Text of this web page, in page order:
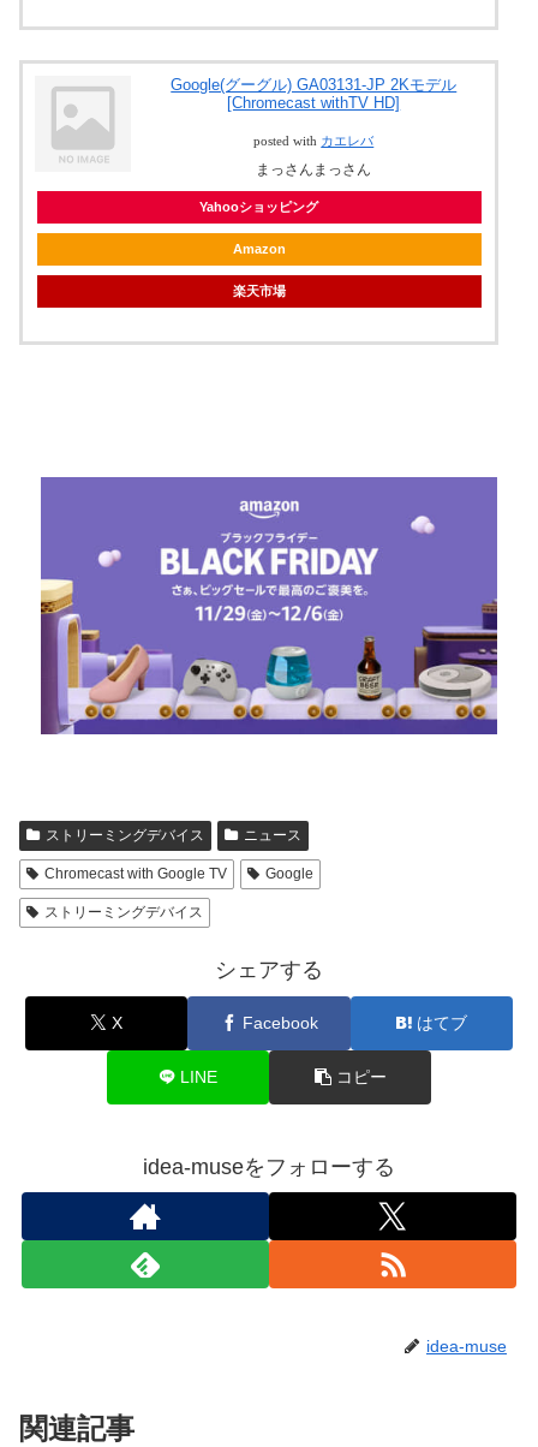
Google(グーグル) GA03131-JP 2Kモデル
[Chromecast withTV HD]
posted with カエレバ
まっさんまっさん
Yahooショッピング
Amazon
楽天市場
ストリーミングデバイス ニュース
Chromecast with Google TV Google
ストリーミングデバイス
シェアする
X Facebook はてブ
LINE コピー
idea-museをフォローする
idea-muse
関連記事